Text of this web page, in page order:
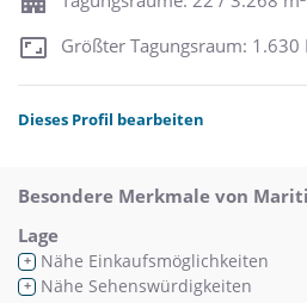
Größter Tagungsraum: 1.630
Dieses Profil bearbeiten
Besondere Merkmale von
Lage
+ Nähe Einkaufsmöglichkeiten
+ Nähe Sehenswürdigkeiten